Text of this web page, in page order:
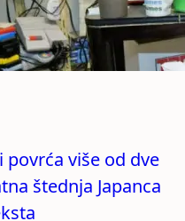
povrća više od dve
štednja Japanca